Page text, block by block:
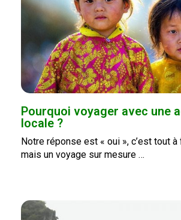
Pourquoi voyager avec une
locale ?
Notre réponse est « oui », c’est tout
mais un voyage sur mesure …